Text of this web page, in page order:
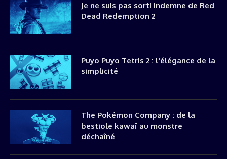
Je ne suis pas sorti indemne de Red
Dead Redemption 2
Puyo Puyo Tetris 2 : l'élégance de la
simplicité
The Pokémon Company : de la
bestiole kawaï au monstre
déchaîné